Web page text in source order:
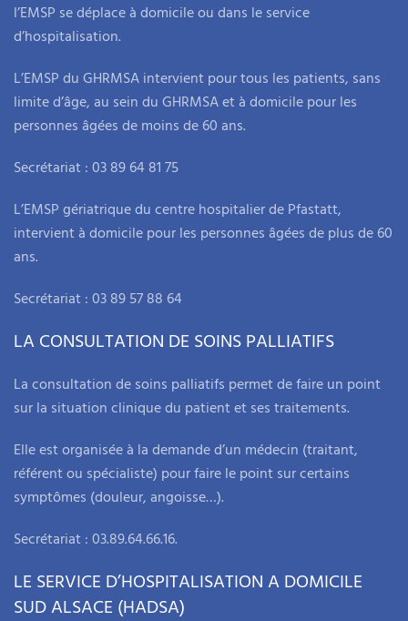
l’EMSP se déplace à domicile ou dans le service
d’hospitalisation.
L’EMSP du GHRMSA intervient pour tous les patients, sans
limite d’âge, au sein du GHRMSA et à domicile pour les
personnes âgées de moins de 60 ans.
Secrétariat : 03 89 64 81 75
L’EMSP gériatrique du centre hospitalier de Pfastatt,
intervient à domicile pour les personnes âgées de plus de 60
ans.
Secrétariat : 03 89 57 88 64
LA CONSULTATION DE SOINS PALLIATIFS
La consultation de soins palliatifs permet de faire un point
sur la situation clinique du patient et ses traitements.
Elle est organisée à la demande d’un médecin (traitant,
référent ou spécialiste) pour faire le point sur certains
symptômes (douleur, angoisse…).
Secrétariat : 03.89.64.66.16.
LE SERVICE D’HOSPITALISATION A DOMICILE
SUD ALSACE (HADSA)